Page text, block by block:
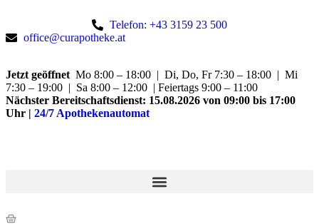
Telefon: +43 3159 23 500
office@curapotheke.at
Jetzt geöffnet Mo 8:00 – 18:00 | Di, Do, Fr 7:30 – 18:00 | Mi
7:30 – 19:00 | Sa 8:00 – 12:00 | Feiertags 9:00 – 11:00
Nächster Bereitschaftsdienst: 15.08.2026 von 09:00 bis 17:00
Uhr | 24/7 Apothekenautomat